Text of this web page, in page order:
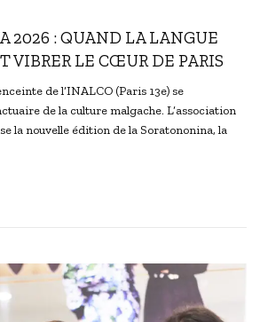
2026 : QUAND LA LANGUE
VIBRER LE CŒUR DE PARIS
de l’INALCO (Paris 13e) se
de la culture malgache. L’association
la nouvelle édition de la Soratononina, la